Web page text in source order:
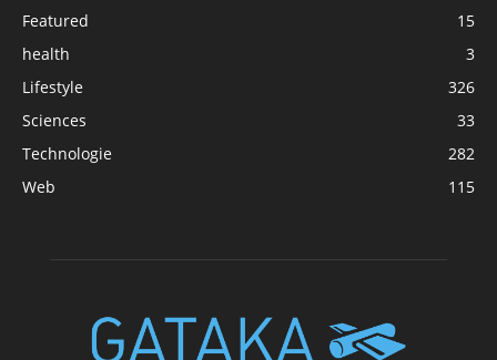
Featured
15
health
3
Lifestyle
326
Sciences
33
Technologie
282
Web
115